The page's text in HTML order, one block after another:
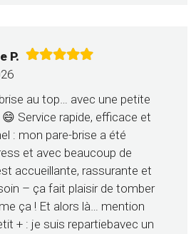
P.
au top… avec une petite
Service rapide, efficace et
: mon pare-brise a été
et avec beaucoup de
accueillante, rassurante et
– ça fait plaisir de tomber
ça ! Et alors là… mention
+ : je suis repartiebavec un